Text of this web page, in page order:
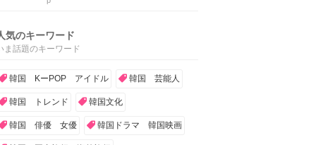
気のキーワード
ま話題のキーワード
韓国 KーPOP アイドル 韓国 芸能人
韓国 トレンド 韓国文化
韓国 俳優 女優 韓国ドラマ 韓国映画